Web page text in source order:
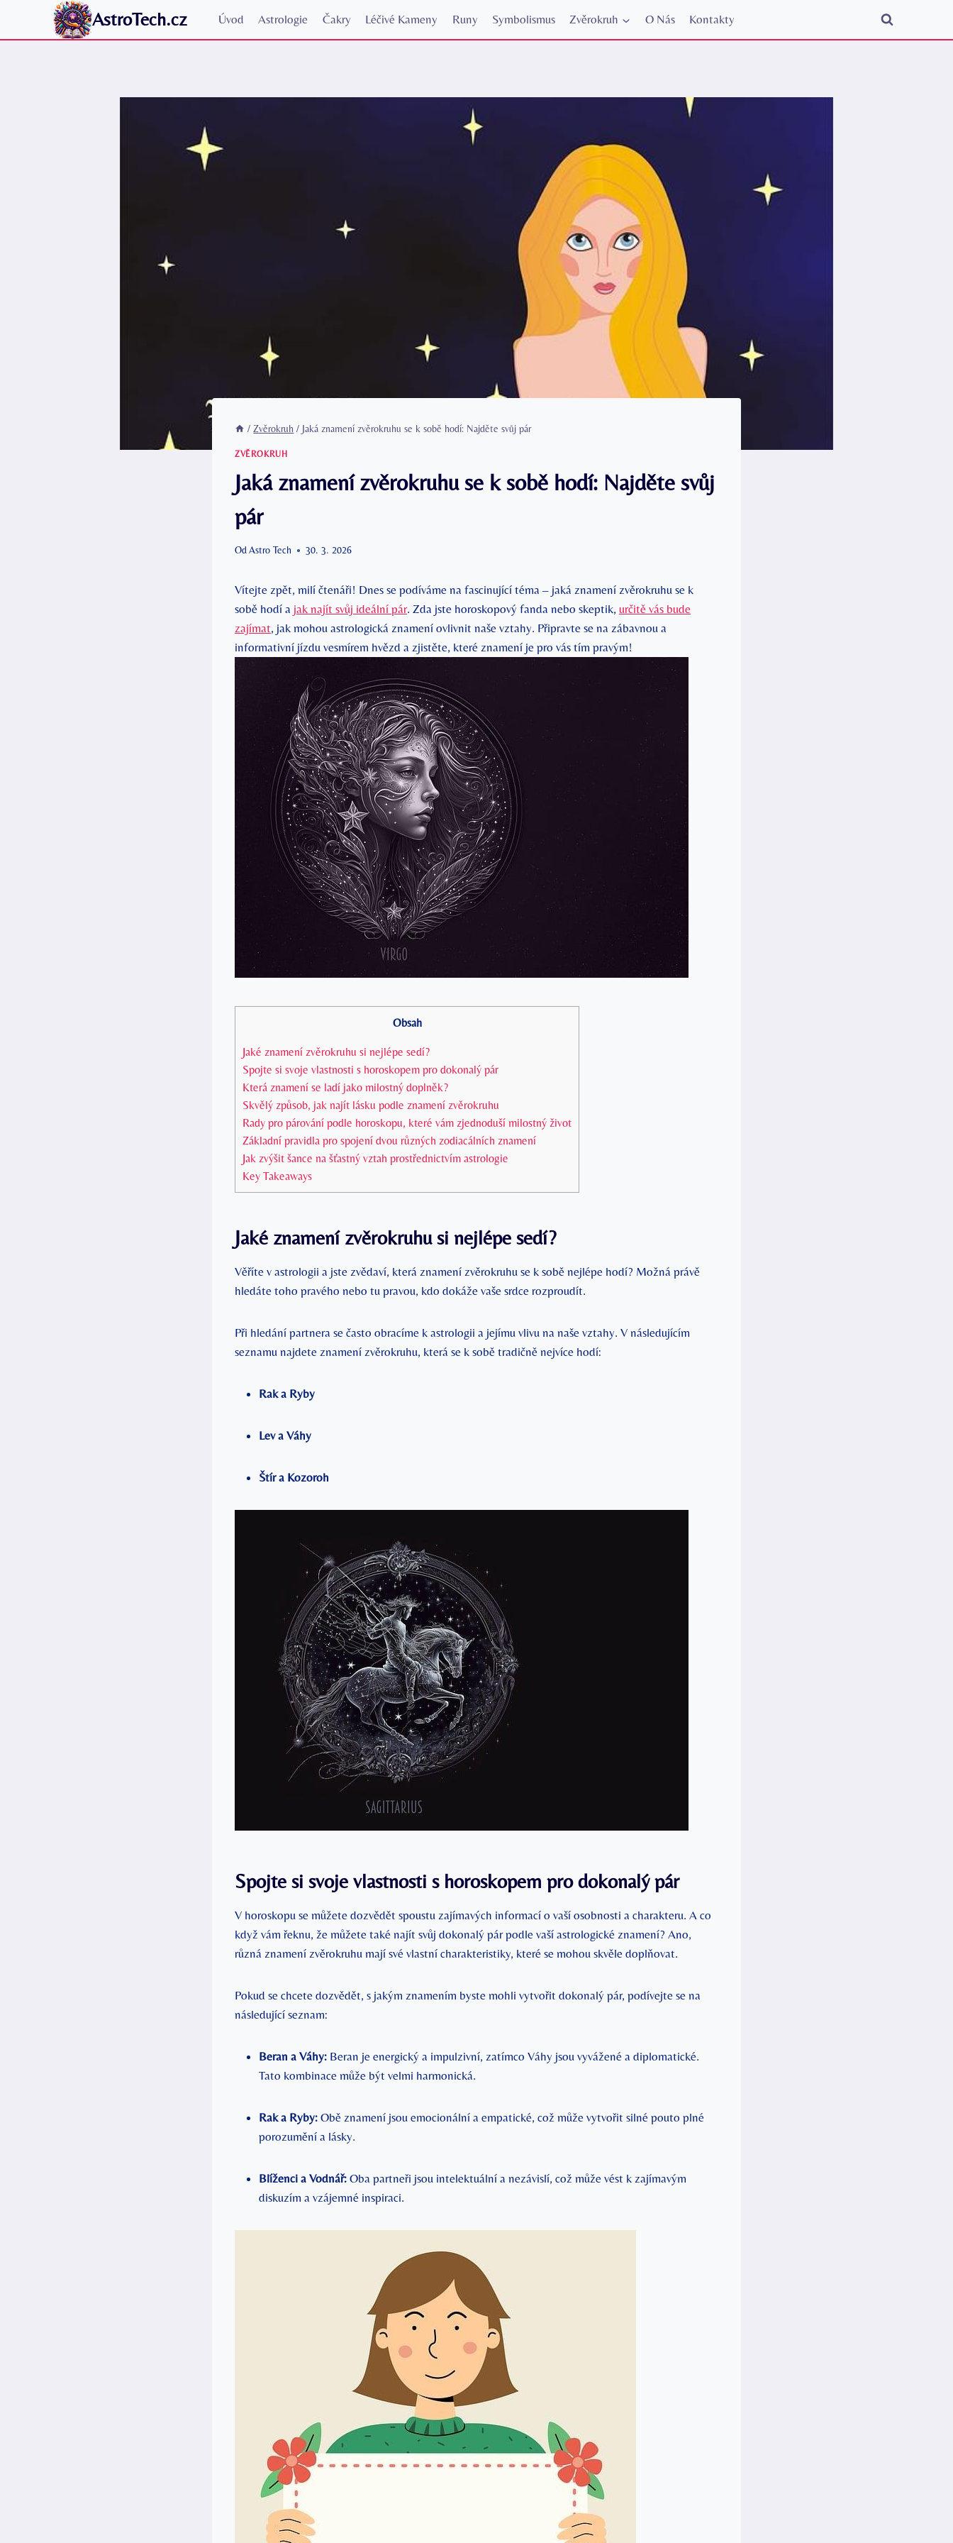
AstroTech.cz Úvod Astrologie Čakry Léčivé Kameny Runy Symbolismus Zvěrokruh O Nás Kontakty
/ Zvěrokruh / Jaká znamení zvěrokruhu se k sobě hodí: Najděte svůj pár
ZVĚROKRUH
Jaká znamení zvěrokruhu se k sobě hodí: Najděte svůj
pár
OdAstro Tech 30. 3. 2026
Vítejte zpět, milí čtenáři!⁣ Dnes se podíváme na fascinující ‌téma​ – jaká znamení zvěrokruhu ‌se k‌
sobě⁢ hodí a jak najít svůj ideální pár. Zda jste⁤ horoskopový ⁢fanda nebo skeptik, určitě vás bude
zajímat, jak mohou astrologická znamení ovlivnit naše⁤ vztahy. Připravte se na zábavnou ‌a
informativní jízdu vesmírem hvězd a zjistěte, které znamení je pro vás tím ⁣pravým!
Obsah
Jaké znamení zvěrokruhu si nejlépe sedí?
Spojte si svoje ‌vlastnosti s horoskopem pro dokonalý pár
Která znamení se ladí jako ‌milostný⁤ doplněk?
Skvělý způsob, jak najít lásku ​podle znamení zvěrokruhu
Rady‌ pro párování ​podle horoskopu, které vám zjednoduší milostný ⁤život
Základní pravidla ⁢pro spojení dvou různých zodiacálních znamení
Jak zvýšit šance na šťastný vztah prostřednictvím astrologie
Key Takeaways
Jaké znamení zvěrokruhu si nejlépe sedí?
Věříte v ​astrologii a jste zvědaví, která znamení zvěrokruhu‌ se ⁢k⁣ sobě‍ nejlépe hodí? Možná právě
hledáte​ toho pravého⁣ nebo tu pravou, kdo dokáže⁣ vaše srdce rozproudít.
Při hledání partnera‌ se často​ obracíme k astrologii a jejímu vlivu na ‍naše vztahy.‍ V následujícím
seznamu najdete znamení zvěrokruhu, která se k sobě tradičně nejvíce hodí:
Rak a Ryby
Lev a‍ Váhy
Štír a Kozoroh
Spojte si svoje ‌vlastnosti s horoskopem pro dokonalý pár
V horoskopu se‌ můžete dozvědět ‌spoustu ‌zajímavých informací o vaší ​osobnosti a charakteru. A ‍co
když vám​ řeknu, že⁣ můžete také najít ⁣svůj dokonalý pár podle ​vaší astrologické znamení? Ano,
různá znamení‍ zvěrokruhu mají ⁢své vlastní charakteristiky, ⁣které se mohou⁤ skvěle doplňovat.
Pokud se chcete dozvědět, s jakým⁢ znamením byste mohli vytvořit dokonalý pár,​ podívejte​ se na⁣
následující seznam:
Beran a Váhy: Beran je ⁣energický⁣ a impulzivní, ⁣zatímco Váhy‌ jsou vyvážené ⁢a ‌diplomatické.⁣
Tato kombinace může být​ velmi‍ harmonická.
Rak a Ryby: Obě znamení jsou emocionální ‍a empatické,⁢ což může⁤ vytvořit silné pouto⁢ plné⁤
porozumění a lásky.
Blíženci​ a Vodnář: Oba partneři​ jsou intelektuální​ a nezávislí, což může vést‍ k zajímavým
diskuzím a ⁣vzájemné ⁤inspiraci.